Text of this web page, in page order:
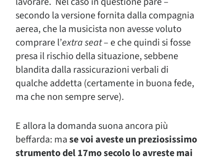
secondo la versione fornita dalla compagnia
aerea, che la musicista non avesse voluto
comprare l’extra seat– e che quindi si fosse
presa il rischio della situazione, sebbene
blandita dalla rassicurazioni verbali di
qualche addetta (certamente in buona fede,
ma che non sempre serve).
E allora la domanda suona ancora più
beffarda: mase voi aveste un preziosissimo
strumento del 17mo secolo lo avreste mai